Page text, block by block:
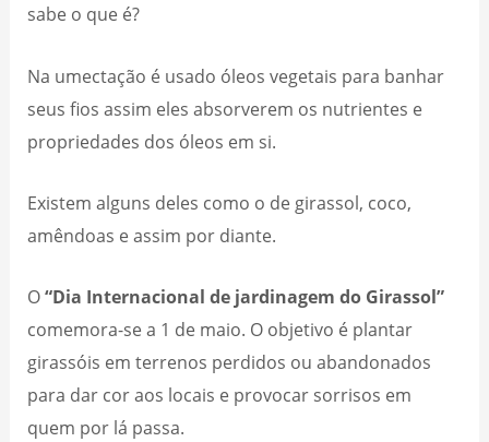
sabe o que é?
Na umectação é usado óleos vegetais para banhar
seus fios assim eles absorverem os nutrientes e
propriedades dos óleos em si.
Existem alguns deles como o de girassol, coco,
amêndoas e assim por diante.
O“Dia Internacional de jardinagem do Girassol”
comemora-se a 1 de maio. O objetivo é plantar
girassóis em terrenos perdidos ou abandonados
para dar cor aos locais e provocar sorrisos em
quem por lá passa.